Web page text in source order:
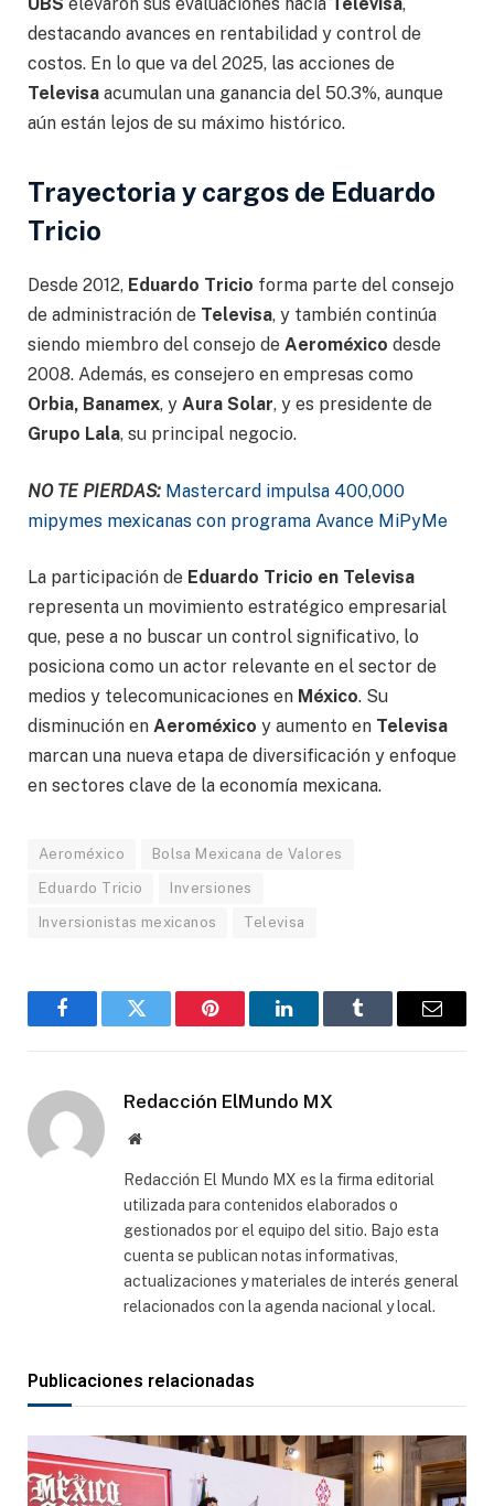
destacando avances en rentabilidad y control de
costos. En lo que va del 2025, las acciones de
Televisa acumulan una ganancia del 50.3%, aunque
aún están lejos de su máximo histórico.
Trayectoria y cargos de Eduardo
Tricio
Desde 2012, Eduardo Tricio forma parte del consejo
de administración de Televisa, y también continúa
siendo miembro del consejo de Aeroméxico desde
2008. Además, es consejero en empresas como
Orbia, Banamex, y Aura Solar, y es presidente de
Grupo Lala, su principal negocio.
NO TE PIERDAS: Mastercard impulsa 400,000
mipymes mexicanas con programa Avance MiPyMe
La participación de Eduardo Tricio en Televisa
representa un movimiento estratégico empresarial
que, pese a no buscar un control significativo, lo
posiciona como un actor relevante en el sector de
medios y telecomunicaciones en México. Su
disminución en Aeroméxico y aumento en Televisa
marcan una nueva etapa de diversificación y enfoque
en sectores clave de la economía mexicana.
Aeroméxico Bolsa Mexicana de Valores
Eduardo Tricio Inversiones
Inversionistas mexicanos Televisa
FacebookGorjeo Pinterest LinkedInTumblr
Correo
Redacción ElMundo MX
Sitio
Redacción El Mundo MX es la firma editorial
utilizada para contenidos elaborados o
gestionados por el equipo del sitio. Bajo esta
cuenta se publican notas informativas,
actualizaciones y materiales de interés general
relacionados con la agenda nacional y local.
Publicaciones relacionadas